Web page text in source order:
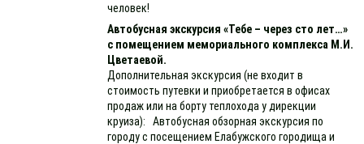
человек!
Автобусная экскурсия «Тебе – через сто лет…»
с помещением мемориального комплекса М.И.
Цветаевой.
Дополнительная экскурсия (не входит в
стоимость путевки и приобретается в офисах
продаж или на борту теплохода у дирекции
круиза): Автобусная обзорная экскурсия по
городу с посещением Елабужского городища и